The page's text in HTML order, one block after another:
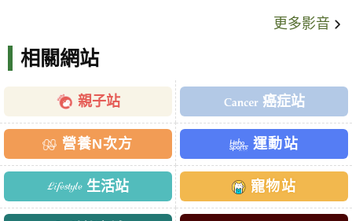
更多影音
相關網站
親子站 癌症站
營養N次方 運動站
生活站 寵物站